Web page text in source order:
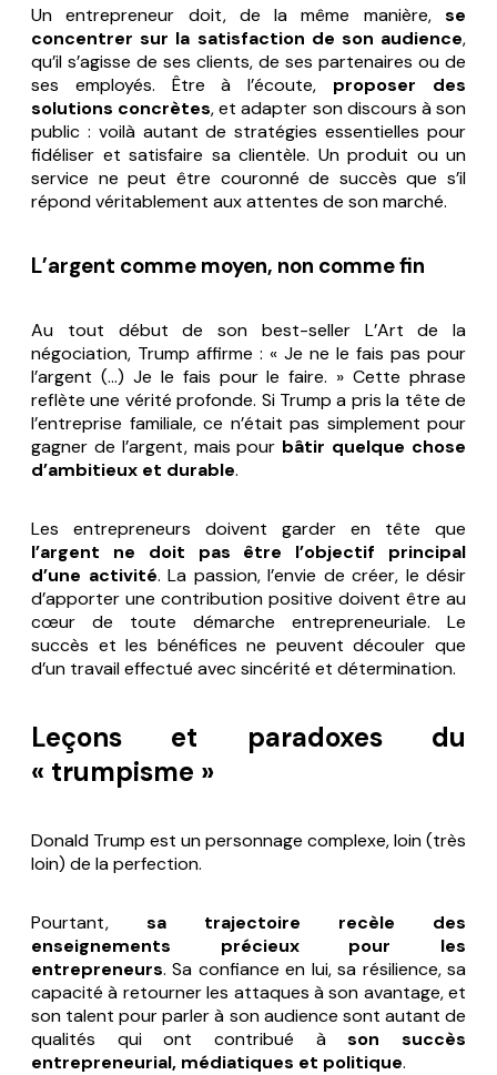
Un entrepreneur doit, de la même manière, se
concentrer sur la satisfaction de son audience,
qu’il s’agisse de ses clients, de ses partenaires ou de
ses employés. Être à l’écoute, proposer des
solutions concrètes, et adapter son discours à son
public : voilà autant de stratégies essentielles pour
fidéliser et satisfaire sa clientèle. Un produit ou un
service ne peut être couronné de succès que s’il
répond véritablement aux attentes de son marché.
L’argent comme moyen, non comme fin
Au tout début de son best-seller L’Art de la
négociation, Trump affirme : « Je ne le fais pas pour
l’argent (…) Je le fais pour le faire. » Cette phrase
reflète une vérité profonde. Si Trump a pris la tête de
l’entreprise familiale, ce n’était pas simplement pour
gagner de l’argent, mais pour bâtir quelque chose
d’ambitieux et durable.
Les entrepreneurs doivent garder en tête que
l’argent ne doit pas être l’objectif principal
d’une activité. La passion, l’envie de créer, le désir
d’apporter une contribution positive doivent être au
cœur de toute démarche entrepreneuriale. Le
succès et les bénéfices ne peuvent découler que
d’un travail effectué avec sincérité et détermination.
Leçons et paradoxes du
« trumpisme »
Donald Trump est un personnage complexe, loin (très
loin) de la perfection.
Pourtant, sa trajectoire recèle des
enseignements précieux pour les
entrepreneurs. Sa confiance en lui, sa résilience, sa
capacité à retourner les attaques à son avantage, et
son talent pour parler à son audience sont autant de
qualités qui ont contribué àson succès
entrepreneurial, médiatiques et politique.